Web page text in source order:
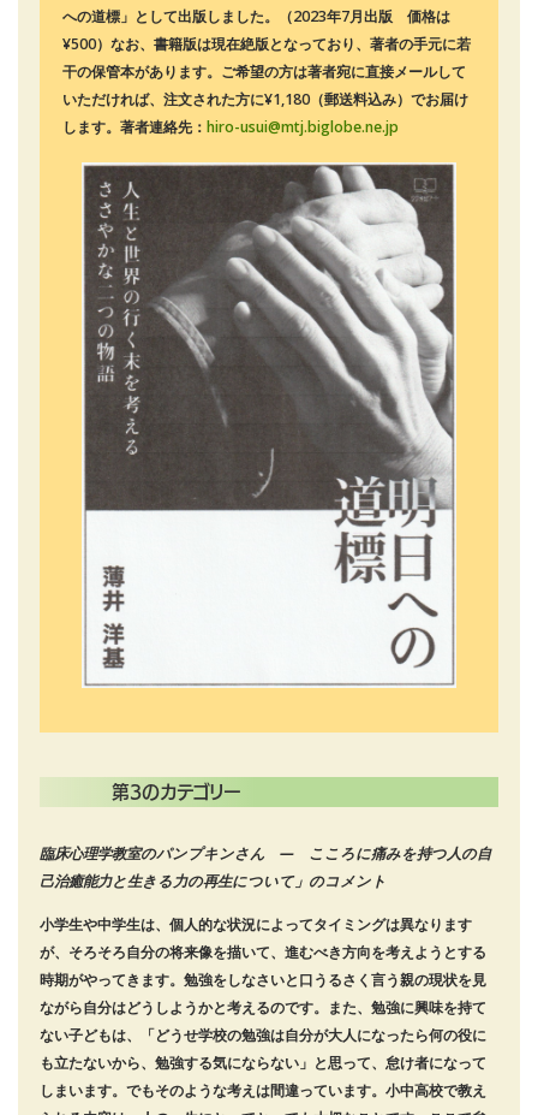
への道標」として出版しました。（2023年7月出版 価格は
¥500）なお、書籍版は現在絶版となっており、著者の手元に若
干の保管本があります。ご希望の方は著者宛に直接メールして
いただければ、注文された方に¥1,180（郵送料込み）でお届け
します。著者連絡先： hiro-usui@mtj.biglobe.ne.jp
第3のカテゴリー
臨床心理学教室のパンプキンさん — こころに痛みを持つ人の自
己治癒能力と生きる力の再生について」のコメント
小学生や中学生は、個人的な状況によってタイミングは異なります
が、そろそろ自分の将来像を描いて、進むべき方向を考えようとする
時期がやってきます。勉強をしなさいと口うるさく言う親の現状を見
ながら自分はどうしようかと考えるのです。また、勉強に興味を持て
ない子どもは、「どうせ学校の勉強は自分が大人になったら何の役に
も立たないから、勉強する気にならない」と思って、怠け者になって
しまいます。でもそのような考えは間違っています。小中高校で教え